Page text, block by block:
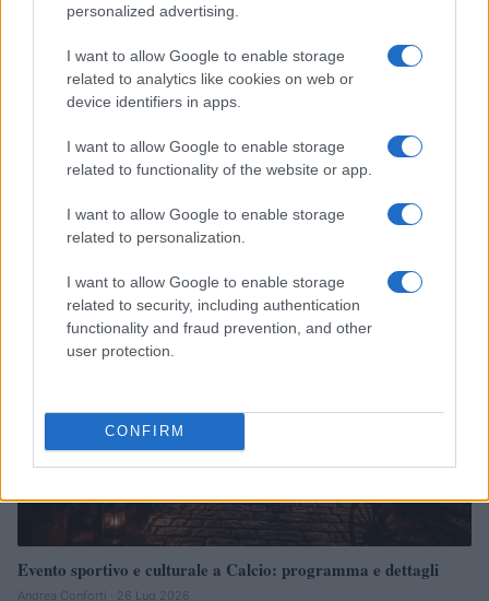
personalized advertising.
I want to allow Google to enable storage
related to analytics like cookies on web or
device identifiers in apps.
I want to allow Google to enable storage
related to functionality of the website or app.
I want to allow Google to enable storage
related to personalization.
I want to allow Google to enable storage
related to security, including authentication
functionality and fraud prevention, and other
user protection.
CONFIRM
Quando il gioco di squadra insegna a vivere: calcio, storia e
Francesca Lombardi · 27 Lug 2026
Evento sportivo e culturale a Calcio: programma e dettagli
Andrea Conforti · 26 Lug 2026